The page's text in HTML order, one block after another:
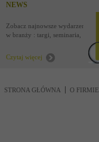
NEWS
Zobacz najnowsze wydarzenia
w branży : targi, seminaria,
Czytaj więcej
STRONA GŁÓWNA O FIRMIE